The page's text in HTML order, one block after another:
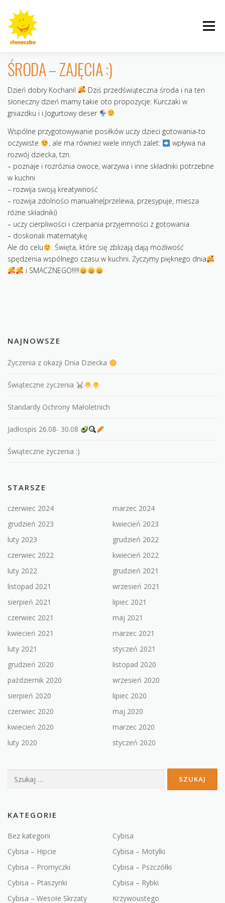
treści
Menu
INFORMACJE ROGALINEK CYBISA
KRZYWOUSTEGO AKTUALNOŚCI GALERIE
KONTAKT
ŚRODA – ZAJĘCIA :)
Dzień dobry Kochani!
Dziś przedświąteczna środa i na ten
słoneczny dzień mamy takie oto propozycje: Kurczaki w
gniazdku i i Jogurtowy deser
Wspólne przygotowywanie posiłków uczy dzieci gotowania-to
oczywiste
, ale ma również wiele innych zalet:
wpływa na
rozwój dziecka, tzn.
– poznaje i rozróżnia owoce, warzywa i inne składniki potrzebne
w kuchni
– rozwija swoją kreatywność
– rozwija zdolności manualne(przelewa, przesypuje, miesza
różne składniki)
– uczy cierpliwości i czerpania przyjemności z gotowania
– doskonali matematykę
Ale do celu
. Święta, które się zbliżają dają możliwość
spędzenia wspólnego czasu w kuchni. Życzymy pięknego dnia
i SMACZNEGO!!!!!
NAJNOWSZE
Życzenia z okazji Dnia Dziecka
Świąteczne życzenia
Standardy Ochrony Małoletnich
Jadłospis 26.08- 30.08
Świąteczne życzenia :)
STARSZE
czerwiec 2024
marzec 2024
grudzień 2023
kwiecień 2023
luty 2023
grudzień 2022
czerwiec 2022
kwiecień 2022
luty 2022
grudzień 2021
listopad 2021
wrzesień 2021
sierpień 2021
lipiec 2021
czerwiec 2021
maj 2021
kwiecień 2021
marzec 2021
luty 2021
styczeń 2021
grudzień 2020
listopad 2020
październik 2020
wrzesień 2020
sierpień 2020
lipiec 2020
czerwiec 2020
maj 2020
kwiecień 2020
marzec 2020
luty 2020
styczeń 2020
Szukaj:
KATEGORIE
Bez kategorii
Cybisa
Cybisa – Hipcie
Cybisa – Motylki
Cybisa – Promyczki
Cybisa – Pszczółki
Cybisa – Ptaszynki
Cybisa – Rybki
Cybisa – Wesołe Skrzaty
Krzywoustego